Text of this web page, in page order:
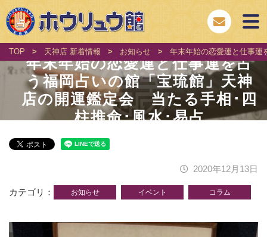
TOP > 天神店 新着情報 > お知らせ > 年末年始の恋愛運と仕事
年末年始の恋愛運と仕事運を占
う福岡占いの館「宝琉館」天神
店の開運鑑定会 当たる手相･四
柱推命･風水･易占
2020年12月13日
カテゴリ お知らせ イベント コラム